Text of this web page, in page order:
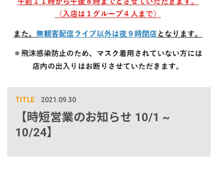
TITLE 2021.09.30
【時短営業のお知らせ 10/1 ~
10/24】